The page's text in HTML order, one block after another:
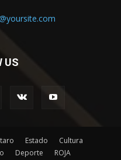
US
Estado
Cultura
Deporte ROJA